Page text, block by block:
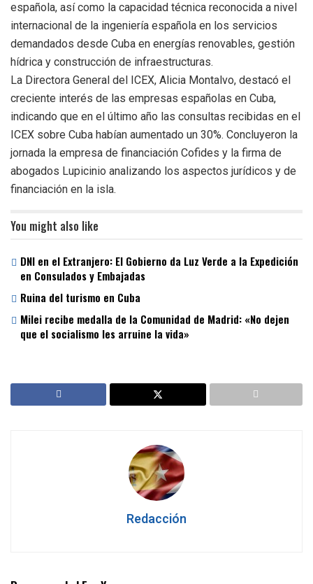
española, así como la capacidad técnica reconocida a nivel
internacional de la ingeniería española en los servicios
demandados desde Cuba en energías renovables, gestión
hídrica y construcción de infraestructuras.
La Directora General del ICEX, Alicia Montalvo, destacó el
creciente interés de las empresas españolas en Cuba,
indicando que en el último año las consultas recibidas en el
ICEX sobre Cuba habían aumentado un 30%. Concluyeron la
jornada la empresa de financiación Cofides y la firma de
abogados Lupicinio analizando los aspectos jurídicos y de
financiación en la isla.
You might also like
DNI en el Extranjero: El Gobierno da Luz Verde a la Expedición
en Consulados y Embajadas
Ruina del turismo en Cuba
Milei recibe medalla de la Comunidad de Madrid: «No dejen
que el socialismo les arruine la vida»
Redacción